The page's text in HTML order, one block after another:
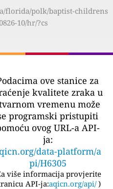
florida/polk/baptist-childrens
10/hr/?cs
ove stanice za
kvalitete zraka u
vremenu može
programski pristupiti
ovog URL-a API-
ja:
data-platform/a
pi/H6305
više informacija provjerite
API-ja:aqicn.org/api/ )